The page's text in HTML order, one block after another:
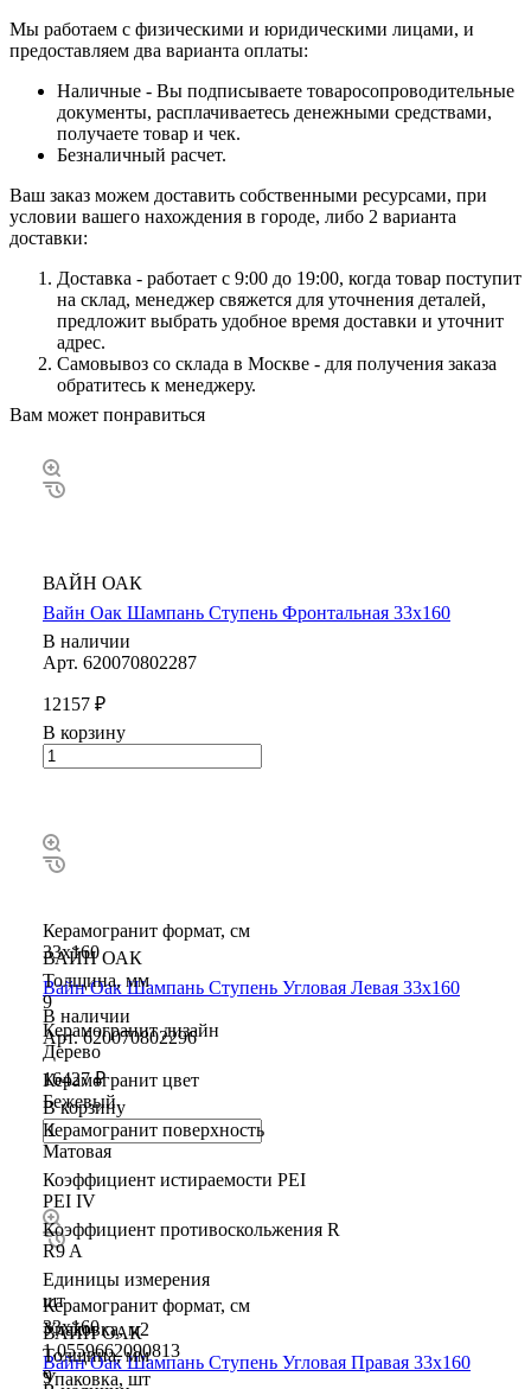
Мы работаем с физическими и юридическими лицами, и
предоставляем два варианта оплаты:
Наличные - Вы подписываете товаросопроводительные
документы, расплачиваетесь денежными средствами,
получаете товар и чек.
Безналичный расчет.
Ваш заказ можем доставить собственными ресурсами, при
условии вашего нахождения в городе, либо 2 варианта
доставки:
Доставка - работает с 9:00 до 19:00, когда товар поступит
на склад, менеджер свяжется для уточнения деталей,
предложит выбрать удобное время доставки и уточнит
адрес.
Самовывоз со склада в Москве - для получения заказа
обратитесь к менеджеру.
Вам может понравиться
Керамогранит формат, см
33х160
Толщина, мм
9
Керамогранит дизайн
Дерево
Керамогранит цвет
Бежевый
Керамогранит поверхность
Матовая
Коэффициент истираемости PEI
PEI IV
Коэффициент противоскольжения R
R9 A
Единицы измерения
шт
Упаковка, м2
1.0559662090813
Упаковка, шт
ВАЙН ОАК
Вайн Оак Шампань Ступень Фронтальная 33х160
В наличии
Арт. 620070802287
12157 ₽
В корзину
Керамогранит формат, см
33х160
Толщина, мм
9
ВАЙН ОАК
Вайн Оак Шампань Ступень Угловая Левая 33х160
В наличии
Арт.620070802296
16427 ₽
В корзину
ВАЙН ОАК
Вайн Оак Шампань Ступень Угловая Правая 33х160